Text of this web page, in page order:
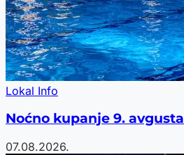
Lokal Info
Noćno kupanje 9. avgusta
07.08.2026.